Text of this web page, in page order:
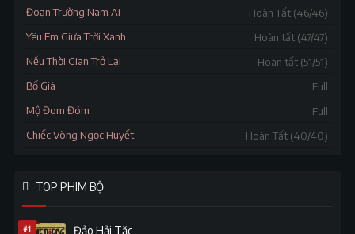
Đoạn Trường Nam Ai
Hoàn Tất (46/46)
Yêu Em Giữa Trời Xanh
Hoàn tất (47/47)
Nếu Thời Gian Trở Lại
Hoàn tất (51/51)
Bố Già
Full
Mộ Đom Đóm
Full
Chiếc Vòng Ngọc Huyết
Hoàn Tất (40/40)
TOP PHIM BỘ
#1 Đảo Hải Tặc